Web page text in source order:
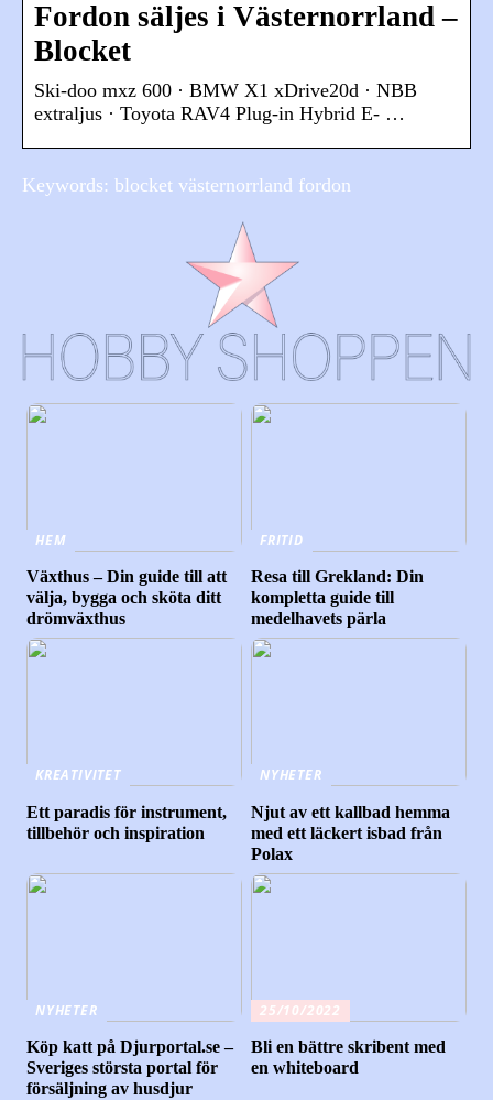
Fordon säljes i Västernorrland –
Blocket
Ski-doo mxz 600 · BMW X1 xDrive20d · NBB
extraljus · Toyota RAV4 Plug-in Hybrid E- …
Keywords: blocket västernorrland fordon
HEM
Växthus – Din guide till att
välja, bygga och sköta ditt
drömväxthus
FRITID
Resa till Grekland: Din
kompletta guide till
medelhavets pärla
KREATIVITET
Ett paradis för instrument,
tillbehör och inspiration
NYHETER
Njut av ett kallbad hemma
med ett läckert isbad från
Polax
NYHETER
Köp katt på Djurportal.se –
Sveriges största portal för
försäljning av husdjur
25/10/2022
Bli en bättre skribent med
en whiteboard